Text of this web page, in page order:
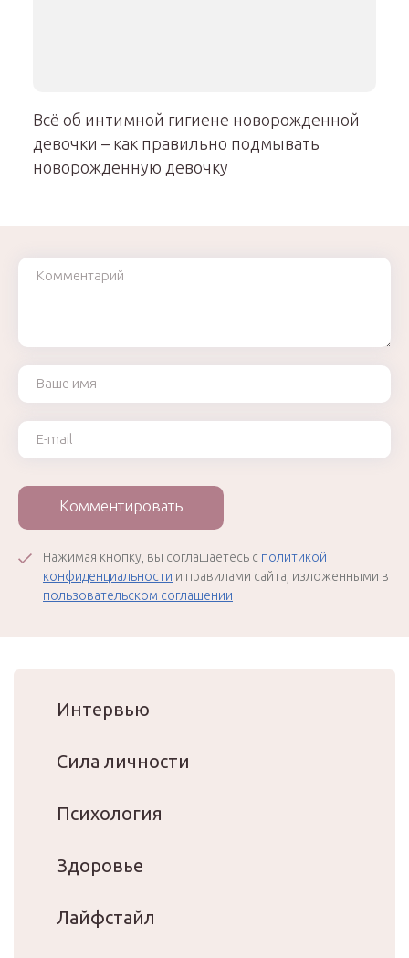
Всё об интимной гигиене новорожденной
девочки – как правильно подмывать
новорожденную девочку
Комментарий
Ваше имя
Ваш e-mail
Комментировать
Нажимая кнопку, вы соглашаетесь с политикой
конфиденциальности и правилами сайта, изложенными в
пользовательском соглашении
Интервью
Сила личности
Психология
Здоровье
Лайфстайл